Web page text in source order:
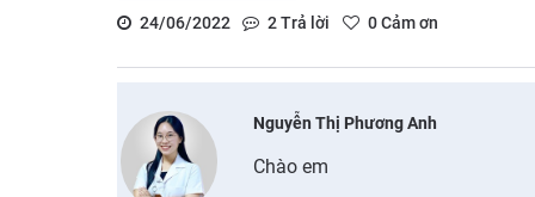
24/06/2022
2Trả lời 0Cảm ơn
Nguyễn Thị Phương Anh
Chào em